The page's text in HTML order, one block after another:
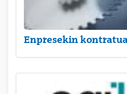
Enpresekin